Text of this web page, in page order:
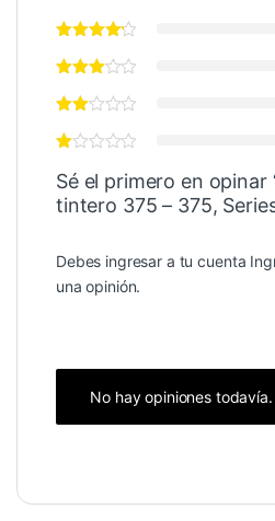
Sé el primero en opinar
tintero 375 – 375,
Debes ingresar a tu cuenta
una opinión.
No hay opiniones todavía.